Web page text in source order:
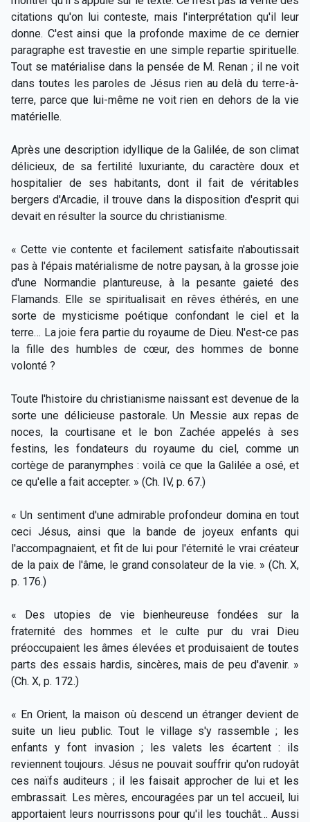
citations qu'on lui conteste, mais l'interprétation qu'il leur
donne. C'est ainsi que la profonde maxime de ce dernier
paragraphe est travestie en une simple repartie spirituelle.
Tout se matérialise dans la pensée de M. Renan ; il ne voit
dans toutes les paroles de Jésus rien au delà du terre-à-
terre, parce que lui-même ne voit rien en dehors de la vie
matérielle.
Après une description idyllique de la Galilée, de son climat
délicieux, de sa fertilité luxuriante, du caractère doux et
hospitalier de ses habitants, dont il fait de véritables
bergers d'Arcadie, il trouve dans la disposition d'esprit qui
devait en résulter la source du christianisme.
« Cette vie contente et facilement satisfaite n'aboutissait
pas à l'épais matérialisme de notre paysan, à la grosse joie
d'une Normandie plantureuse, à la pesante gaieté des
Flamands. Elle se spiritualisait en rêves éthérés, en une
sorte de mysticisme poétique confondant le ciel et la
terre… La joie fera partie du royaume de Dieu. N'est-ce pas
la fille des humbles de cœur, des hommes de bonne
volonté ?
Toute l'histoire du christianisme naissant est devenue de la
sorte une délicieuse pastorale. Un Messie aux repas de
noces, la courtisane et le bon Zachée appelés à ses
festins, les fondateurs du royaume du ciel, comme un
cortège de paranymphes : voilà ce que la Galilée a osé, et
ce qu'elle a fait accepter. » (Ch. IV, p. 67.)
« Un sentiment d'une admirable profondeur domina en tout
ceci Jésus, ainsi que la bande de joyeux enfants qui
l'accompagnaient, et fit de lui pour l'éternité le vrai créateur
de la paix de l'âme, le grand consolateur de la vie. » (Ch. X,
p. 176.)
« Des utopies de vie bienheureuse fondées sur la
fraternité des hommes et le culte pur du vrai Dieu
préoccupaient les âmes élevées et produisaient de toutes
parts des essais hardis, sincères, mais de peu d'avenir. »
(Ch. X, p. 172.)
« En Orient, la maison où descend un étranger devient de
suite un lieu public. Tout le village s'y rassemble ; les
enfants y font invasion ; les valets les écartent : ils
reviennent toujours. Jésus ne pouvait souffrir qu'on rudoyât
ces naïfs auditeurs ; il les faisait approcher de lui et les
embrassait. Les mères, encouragées par un tel accueil, lui
apportaient leurs nourrissons pour qu'il les touchât… Aussi